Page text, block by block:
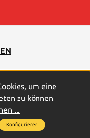
& Co. Vertriebs-KG
um eine
zu können.
...
Konfigurieren